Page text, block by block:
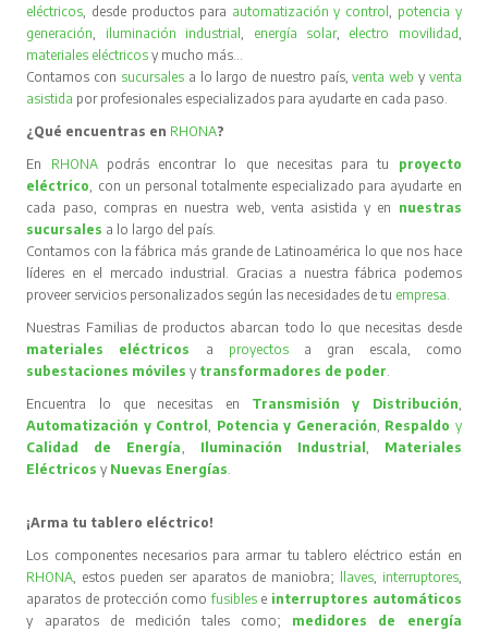
eléctricos, desde productos para automatización y control, potencia y
generación, iluminación industrial, energía solar, electro movilidad,
materiales eléctricos y mucho más…
Contamos con sucursales a lo largo de nuestro país,venta web y venta
asistida por profesionales especializados para ayudarte en cada paso.
¿Qué encuentras en RHONA?
En RHONA podrás encontrar lo que necesitas para tu proyecto
eléctrico, con un personal totalmente especializado para ayudarte en
cada paso, compras en nuestra web, venta asistida y en nuestras
sucursales a lo largo del país.
Contamos con la fábrica más grande de Latinoamérica lo que nos hace
líderes en el mercado industrial. Gracias a nuestra fábrica podemos
proveer servicios personalizados según las necesidades de tu empresa.
Nuestras Familias de productos abarcan todo lo que necesitas desde
materiales eléctricos
a proyectos
a gran escala, como
subestaciones móvilesy transformadores de poder.
Encuentra lo que necesitas en Transmisión y Distribución,
Automatización y Control, Potencia y Generación, Respaldo y
Calidad de Energía, Iluminación Industrial , Materiales
Eléctricos y Nuevas Energías.
¡Arma tu tablero eléctrico!
Los componentes necesarios para armar tu tablero eléctrico están en
RHONA, estos pueden ser aparatos de maniobra; llaves, interruptores,
aparatos de protección comofusibles e interruptores automáticos
y aparatos de medición tales como; medidores de energía